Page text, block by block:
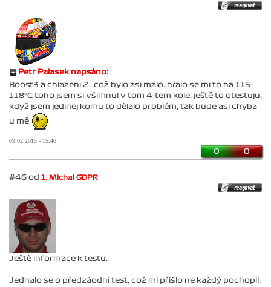
Petr Palasek napsáno:
Boost3 a chlazeni 2 ..což bylo asi málo..hřálo se mi to na 115-
118°C toho jsem si všimnul v tom 4-tem kole. ještě to otestuju,
když jsem jedinej komu to dělalo problém, tak bude asi chyba
u mě
09.02.2015 - 15:40
0 0
#46 od 1. Michal GDPR
Ještě informace k testu.
Jednalo se o předzáodní test, což mi přišlo ne každý pochopil.